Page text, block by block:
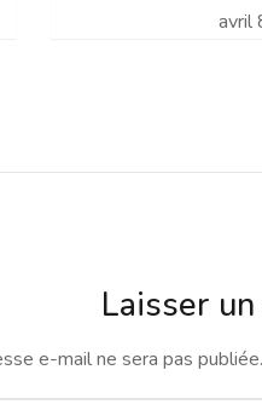
avril
Laisser
e-mail ne sera pas publiée.